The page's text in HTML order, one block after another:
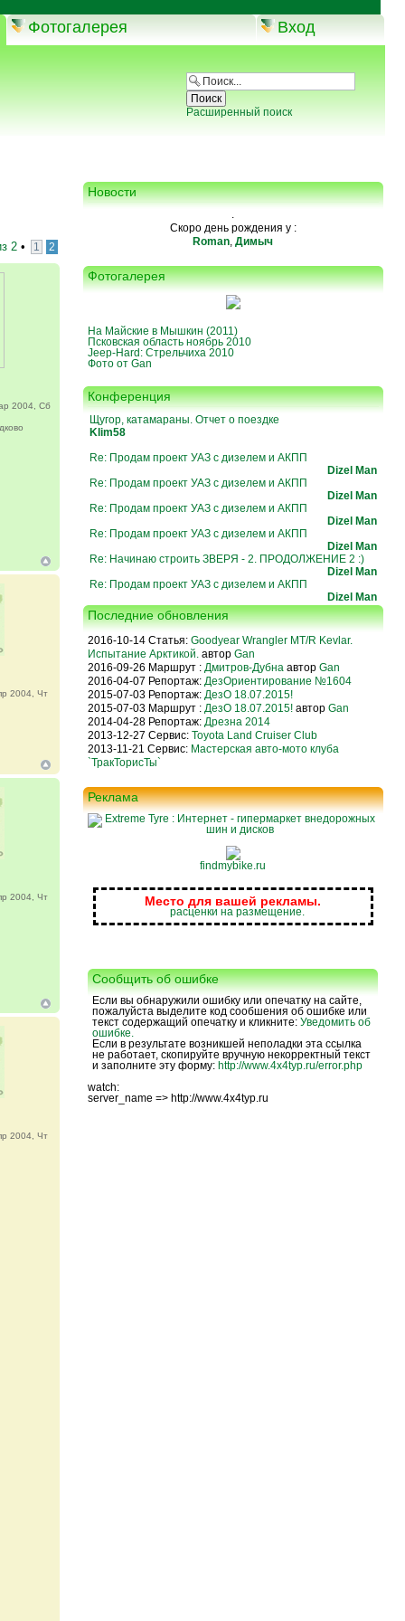
Фотогалерея Вход
Расширенный поиск
2• 1 2
2004, Сб
2004, Чт
2004, Чт
2004, Чт
Новости
.
Скоро день рождения у :
Roman,Димыч
Фотогалерея
На Майские в Мышкин (2011)
Псковская область ноябрь 2010
Jeep-Hard: Стрельчиха 2010
Фото от Gan
Конференция
Щугор, катамараны. Отчет о поездке
Klim58
Re: Продам проект УАЗ с дизелем и АКПП
Dizel Man
Re: Продам проект УАЗ с дизелем и АКПП
Dizel Man
Re: Продам проект УАЗ с дизелем и АКПП
Dizel Man
Re: Продам проект УАЗ с дизелем и АКПП
Dizel Man
Re: Начинаю строить ЗВЕРЯ - 2. ПРОДОЛЖЕНИЕ 2 :)
Dizel Man
Re: Продам проект УАЗ с дизелем и АКПП
Dizel Man
Последние обновления
2016-10-14 Статья: Goodyear Wrangler MT/R Kevlar.
Испытание Арктикой.автор Gan
2016-09-26 Маршрут : Дмитров-Дубнаавтор Gan
2016-04-07 Репортаж: ДезОриентирование №1604
2015-07-03 Репортаж: ДезО 18.07.2015!
2015-07-03 Маршрут : ДезО 18.07.2015! автор Gan
2014-04-28 Репортаж: Дрезна 2014
2013-12-27 Сервис: Toyota Land Cruiser Club
2013-11-21 Сервис: Мастерская авто-мото клуба
`ТракТорисТы`
Реклама
findmybike.ru
Место для вашей рекламы.
расценки на размещение.
Сообщить об ошибке
Если вы обнаружили ошибку или опечатку на сайте,
пожалуйста выделите код сообшения об ошибке или
текст содержащий опечатку и кликните: Уведомить об
ошибке.
Если в результате возникшей неполадки эта ссылка
не работает, скопируйте вручную некорректный текст
и заполните эту форму: http://www.4x4typ.ru/error.php
watch:
server_name => http://www.4x4typ.ru